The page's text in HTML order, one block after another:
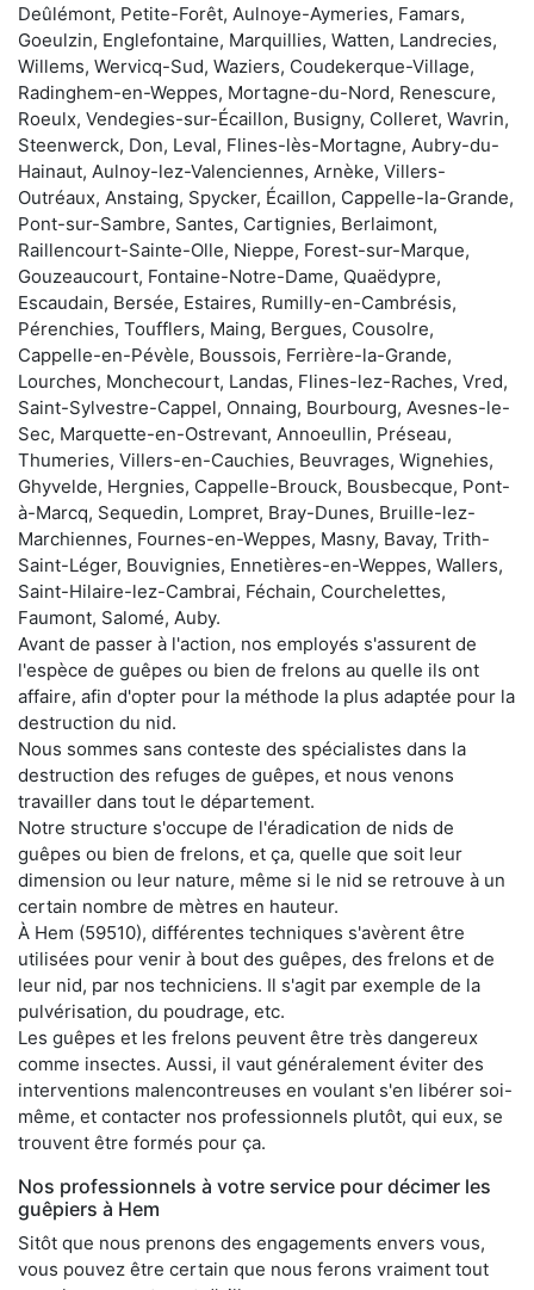
Deûlémont, Petite-Forêt, Aulnoye-Aymeries, Famars,
Goeulzin, Englefontaine, Marquillies, Watten, Landrecies,
Willems, Wervicq-Sud, Waziers, Coudekerque-Village,
Radinghem-en-Weppes, Mortagne-du-Nord, Renescure,
Roeulx, Vendegies-sur-Écaillon, Busigny, Colleret, Wavrin,
Steenwerck, Don, Leval, Flines-lès-Mortagne, Aubry-du-
Hainaut, Aulnoy-lez-Valenciennes, Arnèke, Villers-
Outréaux, Anstaing, Spycker, Écaillon, Cappelle-la-Grande,
Pont-sur-Sambre, Santes, Cartignies, Berlaimont,
Raillencourt-Sainte-Olle, Nieppe, Forest-sur-Marque,
Gouzeaucourt, Fontaine-Notre-Dame, Quaëdypre,
Escaudain, Bersée, Estaires, Rumilly-en-Cambrésis,
Pérenchies, Toufflers, Maing, Bergues, Cousolre,
Cappelle-en-Pévèle, Boussois, Ferrière-la-Grande,
Lourches, Monchecourt, Landas, Flines-lez-Raches, Vred,
Saint-Sylvestre-Cappel, Onnaing, Bourbourg, Avesnes-le-
Sec, Marquette-en-Ostrevant, Annoeullin, Préseau,
Thumeries, Villers-en-Cauchies, Beuvrages, Wignehies,
Ghyvelde, Hergnies, Cappelle-Brouck, Bousbecque, Pont-
à-Marcq, Sequedin, Lompret, Bray-Dunes, Bruille-lez-
Marchiennes, Fournes-en-Weppes, Masny, Bavay, Trith-
Saint-Léger, Bouvignies, Ennetières-en-Weppes, Wallers,
Saint-Hilaire-lez-Cambrai, Féchain, Courchelettes,
Faumont, Salomé, Auby.
Avant de passer à l'action, nos employés s'assurent de
l'espèce de guêpes ou bien de frelons au quelle ils ont
affaire, afin d'opter pour la méthode la plus adaptée pour la
destruction du nid.
Nous sommes sans conteste des spécialistes dans la
destruction des refuges de guêpes, et nous venons
travailler dans tout le département.
Notre structure s'occupe de l'éradication de nids de
guêpes ou bien de frelons, et ça, quelle que soit leur
dimension ou leur nature, même si le nid se retrouve à un
certain nombre de mètres en hauteur.
À Hem (59510), différentes techniques s'avèrent être
utilisées pour venir à bout des guêpes, des frelons et de
leur nid, par nos techniciens. Il s'agit par exemple de la
pulvérisation, du poudrage, etc.
Les guêpes et les frelons peuvent être très dangereux
comme insectes. Aussi, il vaut généralement éviter des
interventions malencontreuses en voulant s'en libérer soi-
même, et contacter nos professionnels plutôt, qui eux, se
trouvent être formés pour ça.
Nos professionnels à votre service pour décimer les
guêpiers à Hem
Sitôt que nous prenons des engagements envers vous,
vous pouvez être certain que nous ferons vraiment tout